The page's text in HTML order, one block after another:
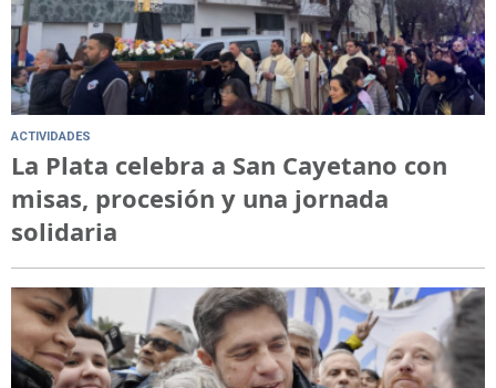
ACTIVIDADES
La Plata celebra a San Cayetano con
misas, procesión y una jornada
solidaria